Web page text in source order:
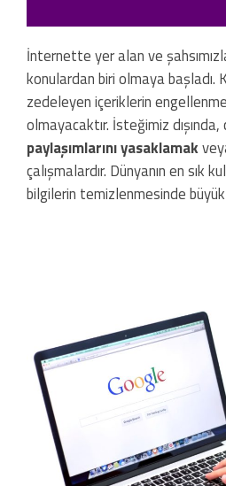
İnternette yer alan ve
konulardan biri olmaya başladı.
zedeleyen içeriklerin
olmayacaktır. İsteğimiz
paylaşımlarını yasaklamak
çalışmalardır. Dünyanın en sık
bilgilerin temizlenmesinde